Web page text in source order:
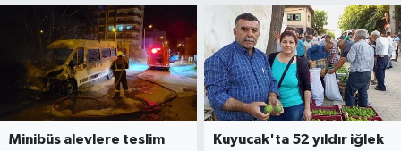
1 2 3 4 5 6 7 8 9 10 121314151617 181920
Minibüs alevlere teslim
Kuyucak'ta 52 yıldır iğlek